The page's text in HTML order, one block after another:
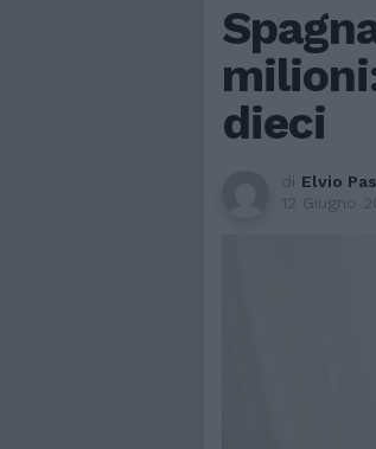
dieci
di Elvio
12 Giugno